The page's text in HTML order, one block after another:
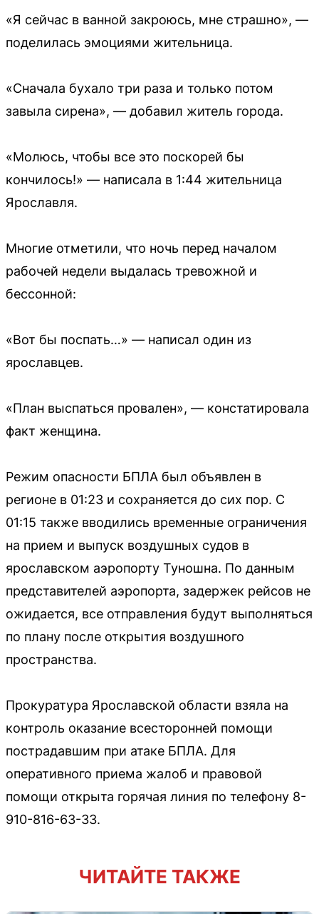
«Я сейчас в ванной закроюсь, мне страшно», —
поделилась эмоциями жительница.
«Сначала бухало три раза и только потом
завыла сирена», — добавил житель города.
«Молюсь, чтобы все это поскорей бы
кончилось!» — написала в 1:44 жительница
Ярославля.
Многие отметили, что ночь перед началом
рабочей недели выдалась тревожной и
бессонной:
«Вот бы поспать…» — написал один из
ярославцев.
«План выспаться провален», — констатировала
факт женщина.
Режим опасности БПЛА был объявлен в
регионе в 01:23 и сохраняется до сих пор. С
01:15 также вводились временные ограничения
на прием и выпуск воздушных судов в
ярославском аэропорту Туношна. По данным
представителей аэропорта, задержек рейсов не
ожидается, все отправления будут выполняться
по плану после открытия воздушного
пространства.
Прокуратура Ярославской области взяла на
контроль оказание всесторонней помощи
пострадавшим при атаке БПЛА. Для
оперативного приема жалоб и правовой
помощи открыта горячая линия по телефону 8-
910-816-63-33.
ЧИТАЙТЕ ТАКЖЕ